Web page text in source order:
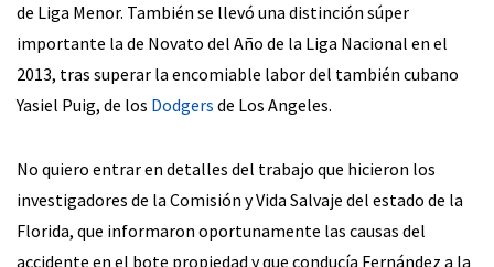
de Liga Menor. También se llevó una distinción súper
importante la de Novato del Año de la Liga Nacional en el
2013, tras superar la encomiable labor del también cubano
Yasiel Puig, de los Dodgers de Los Angeles.
No quiero entrar en detalles del trabajo que hicieron los
investigadores de la Comisión y Vida Salvaje del estado de la
Florida, que informaron oportunamente las causas del
accidente en el bote propiedad y que conducía Fernández a la